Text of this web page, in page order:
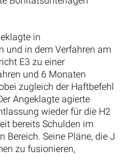
in
und in dem Verfahren am
E3 zu einer
und 6 Monaten
zugleich der Haftbefehl
Angeklagte agierte
wieder für die H2
bereits Schulden im
Bereich. Seine Pläne, die J
zu fusionieren,